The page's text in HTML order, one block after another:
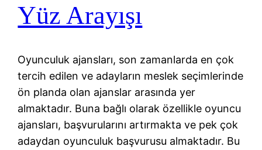
Yüz Arayışı
Oyunculuk ajansları, son zamanlarda en çok
tercih edilen ve adayların meslek seçimlerinde
ön planda olan ajanslar arasında yer
almaktadır. Buna bağlı olarak özellikle oyuncu
ajansları, başvurularını artırmakta ve pek çok
adaydan oyunculuk başvurusu almaktadır. Bu